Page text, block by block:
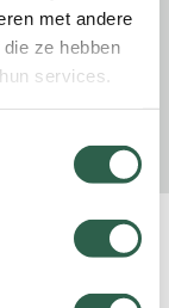
met andere
ze hebben
services.
bewegen
vergroot
van de
latere
netwerk